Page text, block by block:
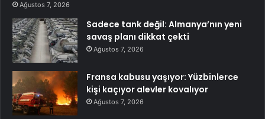
Ağustos 7, 2026
Sadece tank değil: Almanya’nın yeni
savaş planı dikkat çekti
Ağustos 7, 2026
Fransa kabusu yaşıyor: Yüzbinlerce
kişi kaçıyor alevler kovalıyor
Ağustos 7, 2026